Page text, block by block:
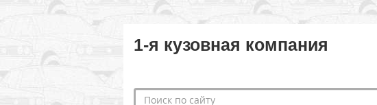
1-я кузовная компания